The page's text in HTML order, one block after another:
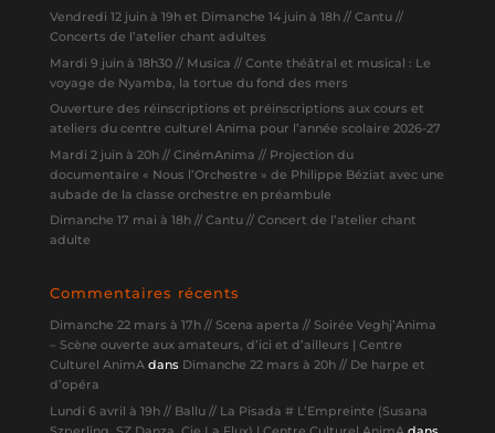
Vendredi 12 juin à 19h et Dimanche 14 juin à 18h // Cantu //
Concerts de l’atelier chant adultes
Mardi 9 juin à 18h30 // Musica // Conte théâtral et musical : Le
voyage de Nyamba, la tortue du fond des mers
Ouverture des réinscriptions et préinscriptions aux cours et
ateliers du centre culturel Anima pour l’année scolaire 2026-27
Mardi 2 juin à 20h // CinémAnima // Projection du
documentaire « Nous l’Orchestre » de Philippe Béziat avec une
aubade de la classe orchestre en préambule
Dimanche 17 mai à 18h // Cantu // Concert de l’atelier chant
adulte
Commentaires récents
Dimanche 22 mars à 17h // Scena aperta // Soirée Veghj’Anima
– Scène ouverte aux amateurs, d’ici et d’ailleurs | Centre
Culturel AnimAdans Dimanche 22 mars à 20h // De harpe et
d’opéra
Lundi 6 avril à 19h // Ballu // La Pisada # L’Empreinte (Susana